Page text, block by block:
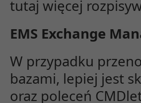
tutaj więcej
EMS Exchange
W przypadku
bazami, lepiej jest
oraz poleceń